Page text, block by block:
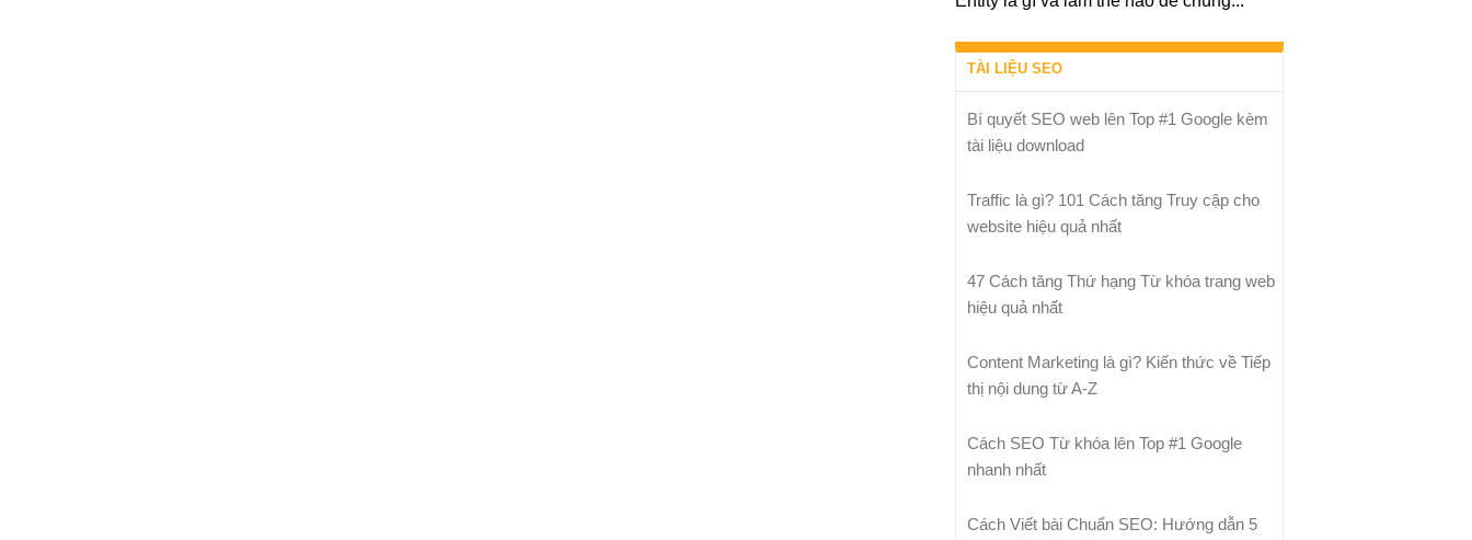
TÀI LIỆU SEO
Bí quyết SEO web lên Top #1 Google kèm
tài liệu download
Traffic là gì? 101 Cách tăng Truy cập cho
website hiệu quả nhất
47 Cách tăng Thứ hạng Từ khóa trang web
hiệu quả nhất
Content Marketing là gì? Kiến thức về Tiếp
thị nội dung từ A-Z
Cách SEO Từ khóa lên Top #1 Google
nhanh nhất
Cách Viết bài Chuẩn SEO: Hướng dẫn 5